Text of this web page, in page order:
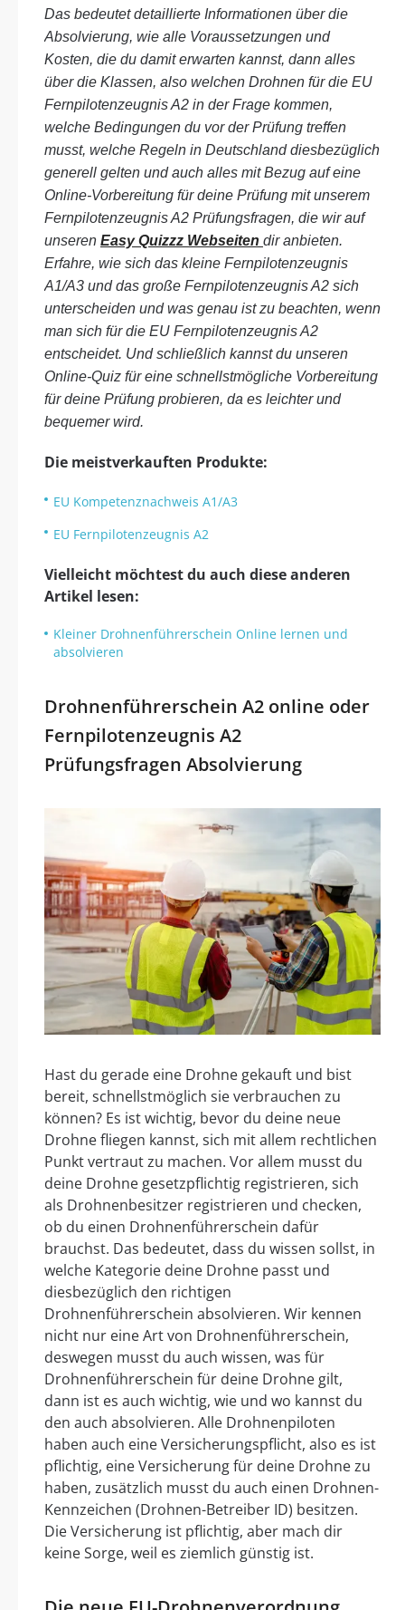
Das bedeutet detaillierte Informationen über die
Absolvierung, wie alle Voraussetzungen und
Kosten, die du damit erwarten kannst, dann alles
über die Klassen, also welchen Drohnen für die EU
Fernpilotenzeugnis A2 in der Frage kommen,
welche Bedingungen du vor der Prüfung treffen
musst, welche Regeln in Deutschland diesbezüglich
generell gelten und auch alles mit Bezug auf eine
Online-Vorbereitung für deine Prüfung mit unserem
Fernpilotenzeugnis A2 Prüfungsfragen, die wir auf
unseren Easy Quizzz Webseiten dir anbieten.
Erfahre, wie sich das kleine Fernpilotenzeugnis
A1/A3 und das große Fernpilotenzeugnis A2 sich
unterscheiden und was genau ist zu beachten, wenn
man sich für die EU Fernpilotenzeugnis A2
entscheidet. Und schließlich kannst du unseren
Online-Quiz für eine schnellstmögliche Vorbereitung
für deine Prüfung probieren, da es leichter und
bequemer wird.
Die meistverkauften Produkte:
EU Kompetenznachweis A1/A3
EU Fernpilotenzeugnis A2
Vielleicht möchtest du auch diese anderen
Artikel lesen:
Kleiner Drohnenführerschein Online lernen und
absolvieren
Drohnenführerschein A2 online oder
Fernpilotenzeugnis A2
Prüfungsfragen Absolvierung
Hast du gerade eine Drohne gekauft und bist
bereit, schnellstmöglich sie verbrauchen zu
können? Es ist wichtig, bevor du deine neue
Drohne fliegen kannst, sich mit allem rechtlichen
Punkt vertraut zu machen. Vor allem musst du
deine Drohne gesetzpflichtig registrieren, sich
als Drohnenbesitzer registrieren und checken,
ob du einen Drohnenführerschein dafür
brauchst. Das bedeutet, dass du wissen sollst, in
welche Kategorie deine Drohne passt und
diesbezüglich den richtigen
Drohnenführerschein absolvieren. Wir kennen
nicht nur eine Art von Drohnenführerschein,
deswegen musst du auch wissen, was für
Drohnenführerschein für deine Drohne gilt,
dann ist es auch wichtig, wie und wo kannst du
den auch absolvieren. Alle Drohnenpiloten
haben auch eine Versicherungspflicht, also es ist
pflichtig, eine Versicherung für deine Drohne zu
haben, zusätzlich musst du auch einen Drohnen-
Kennzeichen (Drohnen-Betreiber ID) besitzen.
Die Versicherung ist pflichtig, aber mach dir
keine Sorge, weil es ziemlich günstig ist.